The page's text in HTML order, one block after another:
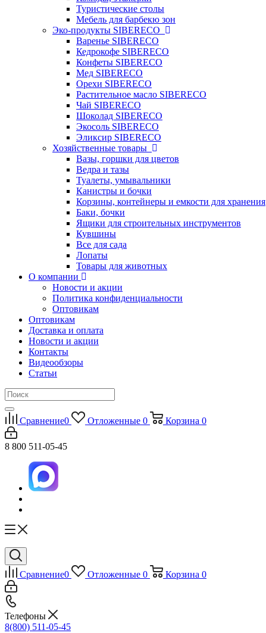
Туристические столы
Мебель для барбекю зон
Эко-продукты SIBERECO
Варенье SIBERECO
Кедрокофе SIBERECO
Конфеты SIBERECO
Мед SIBERECO
Орехи SIBERECO
Растительное масло SIBERECO
Чай SIBERECO
Шоколад SIBERECO
Экосоль SIBERECO
Эликсир SIBERECO
Хозяйственные товары
Вазы, горшки для цветов
Ведра и тазы
Туалеты, умывальники
Канистры и бочки
Корзины, контейнеры и емкости для хранения
Баки, бочки
Ящики для строительных инструментов
Кувшины
Все для сада
Лопаты
Товары для животных
О компании
Новости и акции
Политика конфиденциальности
Оптовикам
Оптовикам
Доставка и оплата
Новости и акции
Контакты
Видеообзоры
Статьи
Сравнение0 Отложенные 0 Корзина 0
8 800 511-05-45
Сравнение0 Отложенные 0 Корзина 0
Телефоны
8(800) 511-05-45